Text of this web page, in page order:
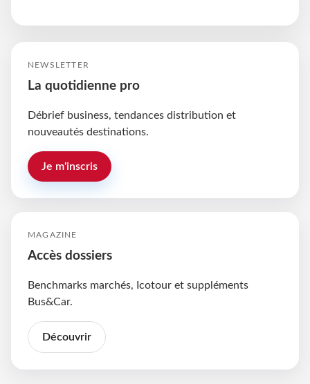
NEWSLETTER
La quotidienne pro
Débrief business, tendances distribution et
nouveautés destinations.
Je m'inscris
MAGAZINE
Accès dossiers
Benchmarks marchés, Icotour et suppléments
Bus&Car.
Découvrir